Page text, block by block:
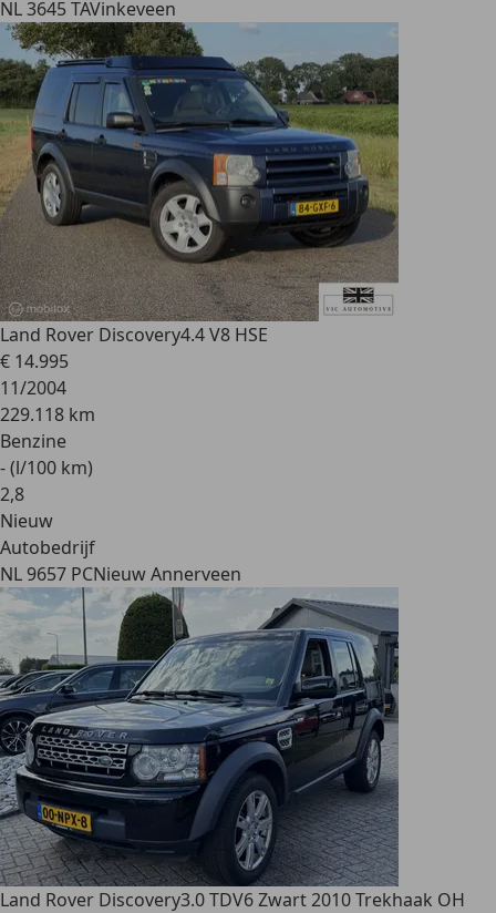
NL 3645 TAVinkeveen
Land Rover Discovery4.4 V8 HSE
€ 14.995
11/2004
229.118 km
Benzine
- (l/100 km)
2,8
Nieuw
Autobedrijf
NL 9657 PCNieuw Annerveen
Land Rover Discovery3.0 TDV6 Zwart 2010 Trekhaak OH